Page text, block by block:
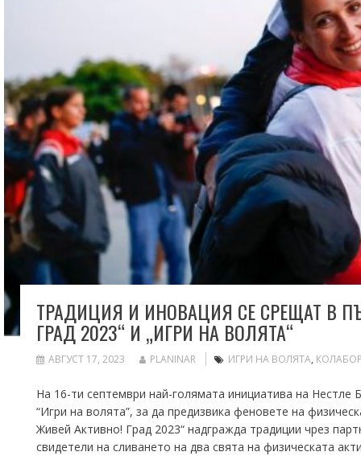
ТРАДИЦИЯ И ИНОВАЦИЯ СЕ СРЕЩАТ В
ГРАД 2023“ И „ИГРИ НА ВОЛЯТА“
АВГУСТ 17, 2023 PLANINAR ИГРИ НА ВОЛЯТА,
На 16-ти септември най-голямата инициатива на
“Игри на волята”, за да предизвика феновете на
Живей Активно! Град 2023“ надгражда традиции чрез
свидетели на сливането на два свята на физическата